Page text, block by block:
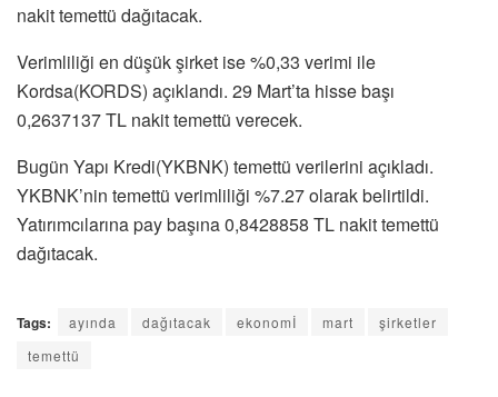
nakit temettü dağıtacak.
Verimliliği en düşük şirket ise %0,33 verimi ile
Kordsa(KORDS) açıklandı. 29 Mart’ta hisse başı
0,2637137 TL nakit temettü verecek.
Bugün Yapı Kredi(YKBNK) temettü verilerini açıkladı.
YKBNK’nin temettü verimliliği %7.27 olarak belirtildi.
Yatırımcılarına pay başına 0,8428858 TL nakit temettü
dağıtacak.
Tags: ayında dağıtacak ekonomİ mart
şirketler
temettü